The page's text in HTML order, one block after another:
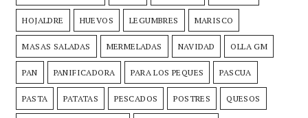
HOJALDRE HUEVOS LEGUMBRES MARISCO
MASAS SALADAS MERMELADAS NAVIDAD OLLA GM
PAN PANIFICADORA PARA LOS PEQUES PASCUA
PASTA PATATAS PESCADOS POSTRES QUESOS